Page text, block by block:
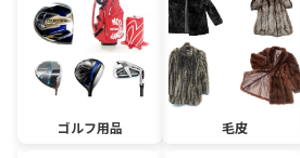
ゴルフ用品 毛皮